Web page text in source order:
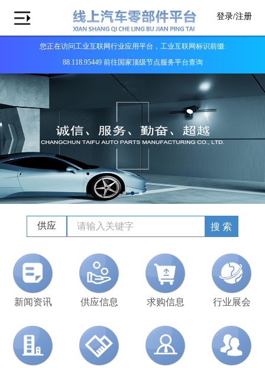
登录/注册
您正在访问工业互联网行业应用平台，工业互联网标识前缀:
88.118.95449 前往国家顶级节点服务平台查询
供应 搜 索
新闻资讯 供应信息 求购信息 行业展会